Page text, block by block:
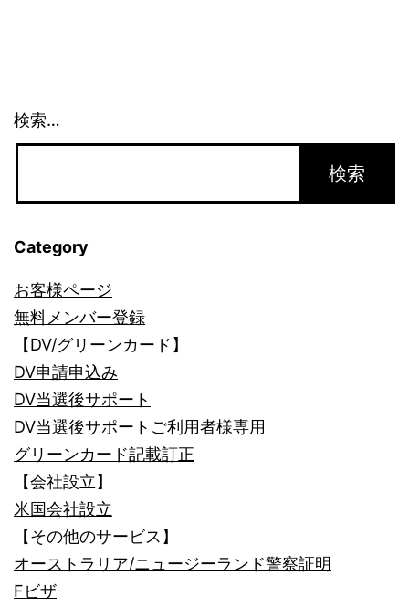
ン
検索…
Category
お客様ページ
無料メンバー登録
【DV/グリーンカード】
DV申請申込み
DV当選後サポート
DV当選後サポートご利用者様専用
グリーンカード記載訂正
【会社設立】
米国会社設立
【その他のサービス】
オーストラリア/ニュージーランド警察証明
Fビザ